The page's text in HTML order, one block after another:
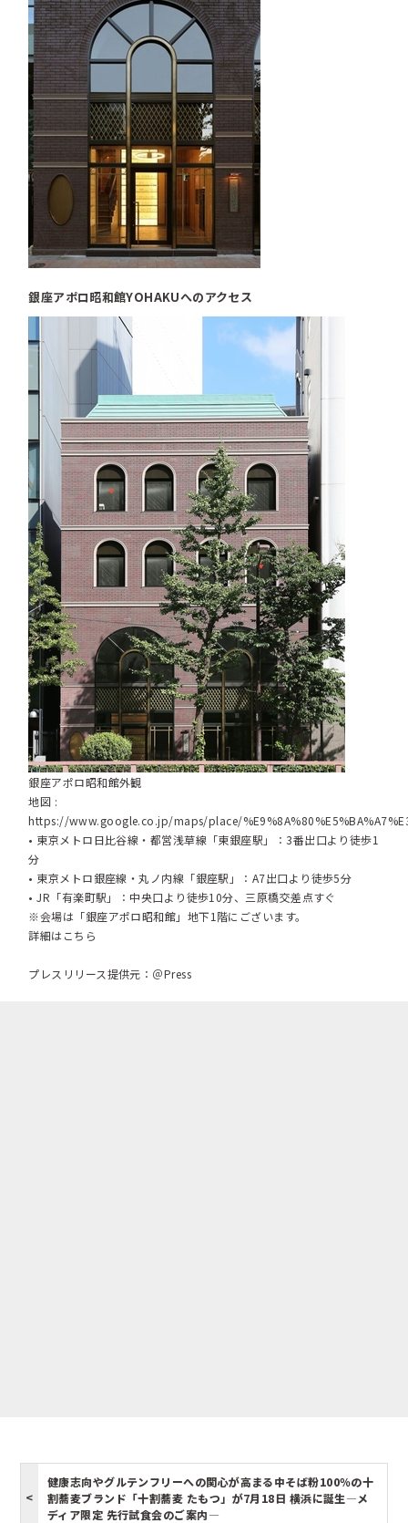
銀座アポロ昭和館YOHAKUへのアクセス
銀座アポロ昭和館外観
地図 :
https://www.google.co.jp/maps/place/
• 東京メトロ日比谷線・都営浅草線「東銀座駅」：3番出口より徒歩1
分
• 東京メトロ銀座線・丸ノ内線「銀座駅」：A7出口より徒歩5分
• JR「有楽町駅」：中央口より徒歩10分、三原橋交差点すぐ
※会場は「銀座アポロ昭和館」地下1階にございます。
詳細はこちら
プレスリリース提供元：＠Press
健康志向やグルテンフリーへの関心が高まる中そば粉100％の十
割蕎麦ブランド「十割蕎麦 たもつ」が7月18日 横浜に誕生―メ
ディア限定 先行試食会のご案内―